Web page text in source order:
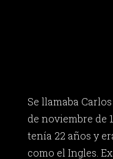
Se llamaba
de noviembre de
tenía 22 años y
como el Ingles.